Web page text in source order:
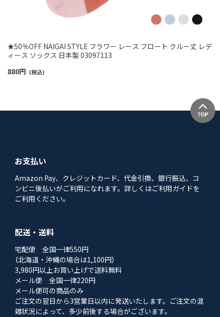
★50％OFF NAIGAI STYLE フラワー レース フロート クルー丈 レデ
ィース ソックス 日本製 03097113
880円 (税込)
お支払い
Amazon Pay、クレジットカード、代金引換、銀行振込、コ
ンビニ後払いがご利用になれます。詳しくはご利用ガイドを
ご利用ください。
配送・送料
宅配便 全国一律550円
（北海道・沖縄の場合は1,100円）
3,980円以上お買い上げで送料無料
メール便 全国一律220円
メール便可の商品のみ
ご注文の翌日から3営業日以内に発送いたします。ご注文の混
雑状況によって、多少前後する場合がございます。